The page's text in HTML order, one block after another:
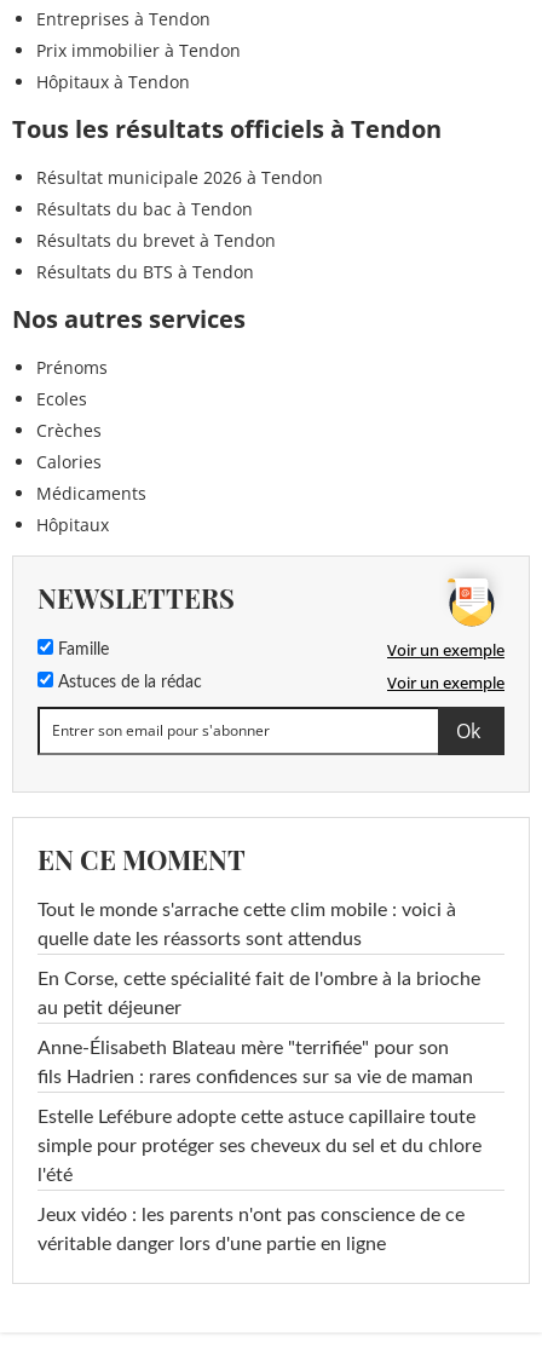
Entreprises à Tendon
Prix immobilier à Tendon
Hôpitaux à Tendon
Tous les résultats officiels à Tendon
Résultat municipale 2026 à Tendon
Résultats du bac à Tendon
Résultats du brevet à Tendon
Résultats du BTS à Tendon
Nos autres services
Prénoms
Ecoles
Crèches
Calories
Médicaments
Hôpitaux
NEWSLETTERS
Famille Voir un exemple
Astuces de la rédac Voir un exemple
EN CE MOMENT
Tout le monde s'arrache cette clim mobile : voici à
quelle date les réassorts sont attendus
En Corse, cette spécialité fait de l'ombre à la brioche
au petit déjeuner
Anne-Élisabeth Blateau mère "terrifiée" pour son
fils Hadrien : rares confidences sur sa vie de maman
Estelle Lefébure adopte cette astuce capillaire toute
simple pour protéger ses cheveux du sel et du chlore
l'été
Jeux vidéo : les parents n'ont pas conscience de ce
véritable danger lors d'une partie en ligne